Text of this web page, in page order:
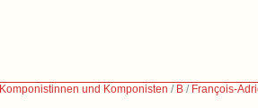
Komponistinnen und Komponisten / B / François-